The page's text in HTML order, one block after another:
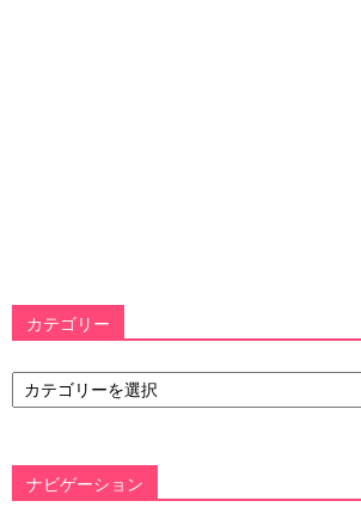
カテゴリー
カ
テ
ー
ナビゲーション